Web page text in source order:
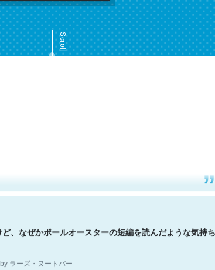
Scroll
なんだろうなと凄く思う。英語少しでも読める人は原文
。Let’s Fucking Go. Then Covid hit. Shit.
ラーズ・ヌートバー
、なぜかポールオースターの短編を読んだような気持ち
ラーズ・ヌートバー